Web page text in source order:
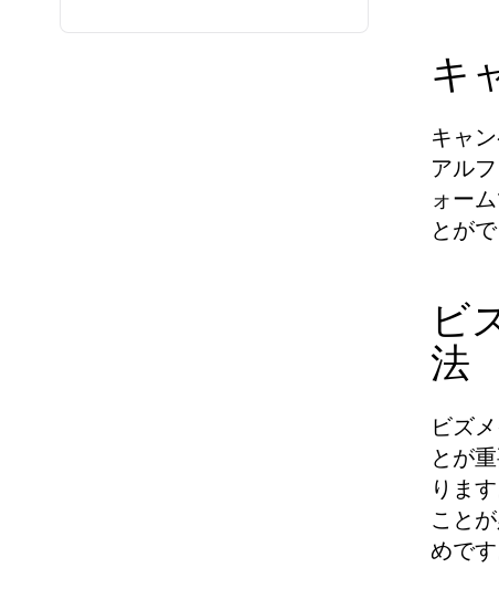
キ
キャ
アル
ォー
とが
ビ
法
ビズ
とが
りま
こと
めです